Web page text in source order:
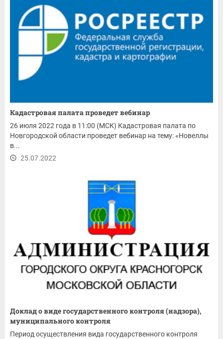
Кадастровая палата проведет вебинар
26 июля 2022 года в 11:00 (МСК) Кадастровая палата по
Новгородской области проведет вебинар на тему: «Новеллы
в...
25.07.2022
Доклад о виде государственного контроля (надзора),
муниципального контроля
Период осуществления вида государственного контроля